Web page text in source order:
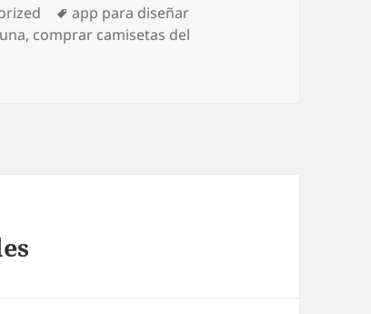
Etiquetas
app para diseñar
, comprar camisetas del